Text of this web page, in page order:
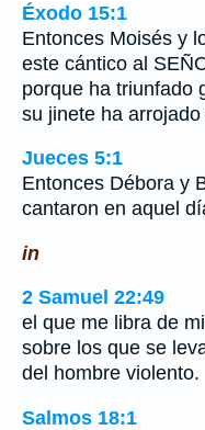
Éxodo 15:1
Entonces Moisés y
este cántico al
porque ha triunfado
su jinete ha arrojado
Jueces 5:1
Entonces Débora y
cantaron en aquel
in
2 Samuel 22:49
el que me libra de
sobre los que se
del hombre violento.
Salmos 18:1